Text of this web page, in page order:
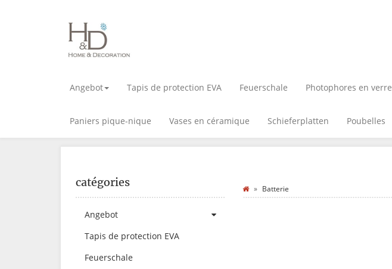
Angebot Tapis de protection EVA Feuerschale Photophores en verre
Paniers pique-nique Vases en céramique Schieferplatten Poubelles
Batterie
catégories
Angebot
Tapis de protection EVA
Feuerschale